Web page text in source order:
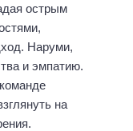
острым
Наруми,
и эмпатию.
на